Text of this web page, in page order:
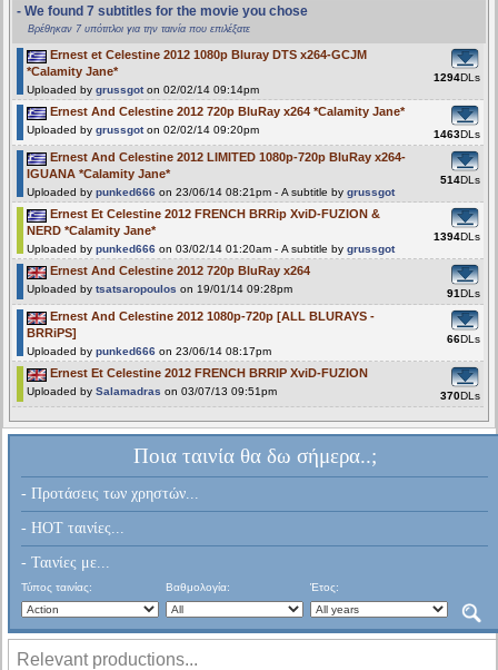
- We found 7 subtitles for the movie you chose
Βρέθηκαν 7 υπότιτλοι για την ταινία που επιλέξατε
Ernest et Celestine 2012 1080p Bluray DTS x264-GCJM
*Calamity Jane*
Uploaded by grussgoton 02/02/14 09:14pm
1294DLs
Ernest And Celestine 2012 720p BluRay x264 *Calamity Jane*
Uploaded by grussgoton 02/02/14 09:20pm 1463DLs
Ernest And Celestine 2012 LIMITED 1080p-720p BluRay x264-
IGUANA *Calamity Jane*
Uploaded by punked666 on 23/06/14 08:21pm - A subtitle by grussgot
514DLs
Ernest Et Celestine 2012 FRENCH BRRip XviD-FUZION &
NERD *Calamity Jane*
Uploaded by punked666 on 03/02/14 01:20am - A subtitle by grussgot
1394DLs
Ernest And Celestine 2012 720p BluRay x264
Uploaded by tsatsaropoulos on 19/01/14 09:28pm 91DLs
Ernest And Celestine 2012 1080p-720p [ALL BLURAYS -
BRRiPS]
Uploaded by punked666 on 23/06/14 08:17pm
66DLs
Ernest Et Celestine 2012 FRENCH BRRIP XviD-FUZION
Uploaded by Salamadras on 03/07/13 09:51pm 370DLs
Ποια ταινία θα δω σήμερα..;
- Προτάσεις των χρηστών...
- HOT ταινίες...
- Ταινίες με...
Τύπος ταινίας: Βαθμολογία: Έτος:
Relevant productions...